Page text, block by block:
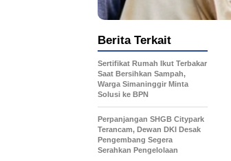
Berita Terkait
Sertifikat Rumah Ikut Terbakar
Saat Bersihkan Sampah,
Warga Simaninggir Minta
Solusi ke BPN
Perpanjangan SHGB Citypark
Terancam, Dewan DKI Desak
Pengembang Segera
Serahkan Pengelolaan